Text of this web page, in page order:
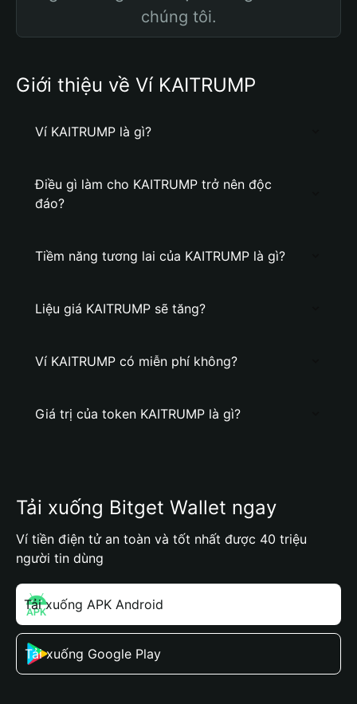
chúng tôi.
Giới thiệu về Ví KAITRUMP
Ví KAITRUMP là gì?
Điều gì làm cho KAITRUMP trở nên độc
đáo?
Tiềm năng tương lai của KAITRUMP là gì?
Liệu giá KAITRUMP sẽ tăng?
Ví KAITRUMP có miễn phí không?
Giá trị của token KAITRUMP là gì?
Tải xuống Bitget Wallet ngay
Ví tiền điện tử an toàn và tốt nhất được 40 triệu
người tin dùng
Tải xuống APK Android
Tải xuống Google Play